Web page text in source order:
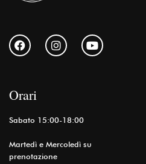
Orari
Sabato 15:00-18:00
Martedì e Mercoledì su
prenotazione